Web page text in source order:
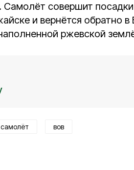
совершит посадки
и вернётся обратно в
ржевской
самолёт вов